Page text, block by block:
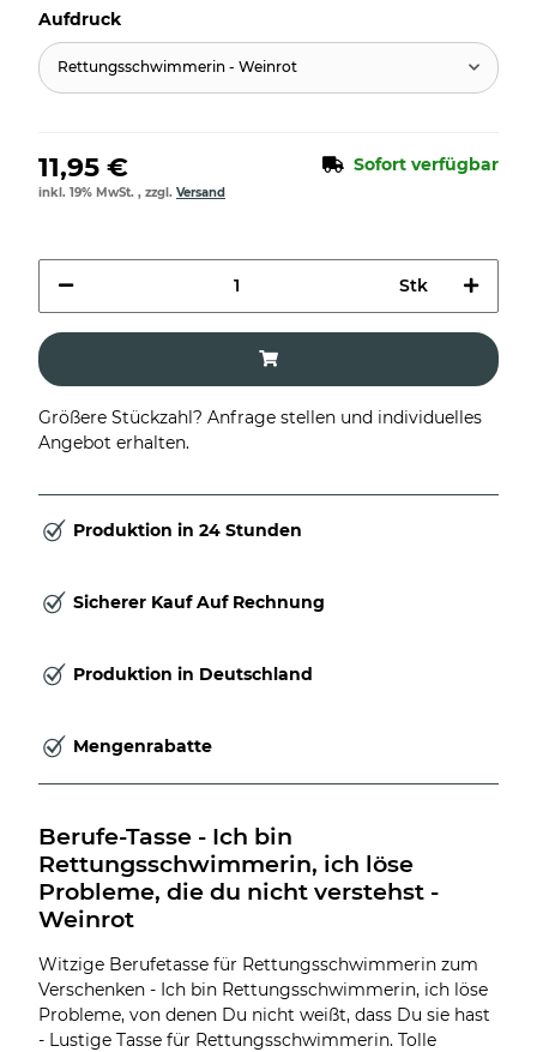
Aufdruck
Rettungsschwimmerin - Weinrot
11,95 € Sofort verfügbar
inkl. 19% MwSt. , zzgl. Versand
Stk
Größere Stückzahl? Anfrage stellen und individuelles
Angebot erhalten.
Produktion in 24 Stunden
Sicherer Kauf Auf Rechnung
Produktion in Deutschland
Mengenrabatte
Berufe-Tasse - Ich bin
Rettungsschwimmerin, ich löse
Probleme, die du nicht verstehst -
Weinrot
Witzige Berufetasse für Rettungsschwimmerin zum
Verschenken - Ich bin Rettungsschwimmerin, ich löse
Probleme, von denen Du nicht weißt, dass Du sie hast
- Lustige Tasse für Rettungsschwimmerin. Tolle